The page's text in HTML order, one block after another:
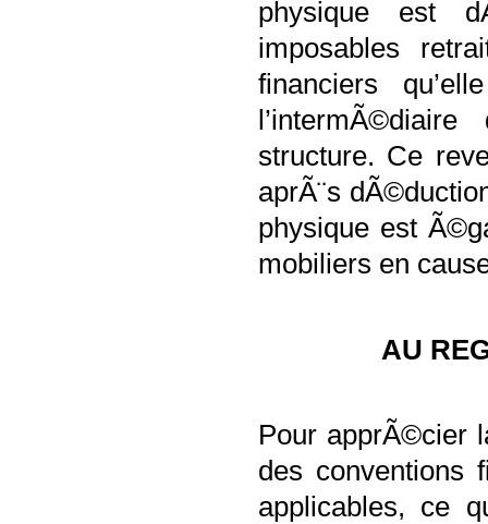
physique est
imposables
financiers
structure. Ce
aprÃ¨s
physique est
mobiliers en
AU
Pour apprÃ©cier
des conventions
applicables, ce